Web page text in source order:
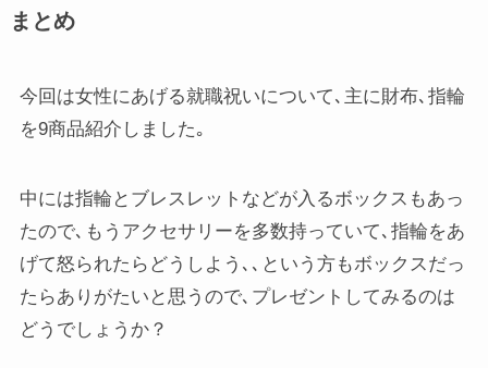
まとめ
今回は女性にあげる就職祝いについて､主に財布､指輪
を9商品紹介しました｡
中には指輪とブレスレットなどが入るボックスもあっ
たので､もうアクセサリーを多数持っていて､指輪をあ
げて怒られたらどうしよう､､という方もボックスだっ
たらありがたいと思うので､プレゼントしてみるのは
どうでしょうか？